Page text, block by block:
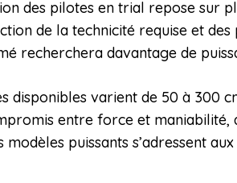
des pilotes en trial repose sur
de la technicité requise et
recherchera davantage de
disponibles varient de 50 à 300
entre force et maniabilité,
modèles puissants s’adressent